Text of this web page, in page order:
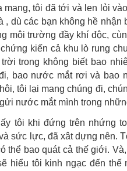
mang, tôi đã tới và len lỏi
, dù các bạn không hề nhận
môi trường đầy khí độc,
kiến cả khu lò rung
trong không biết bao
bao nước mắt rơi và bao
tôi lại mang chúng đi,
nước mắt mình trong
tôi khi đứng trên nhứng
sức lực, đã xât dựng nên.
thể bao quát cả thế giới.
hiểu tôi kinh ngạc đến thế